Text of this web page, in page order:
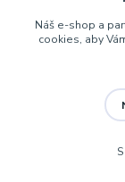
https://
https://
Náš e-shop a
cookies, aby